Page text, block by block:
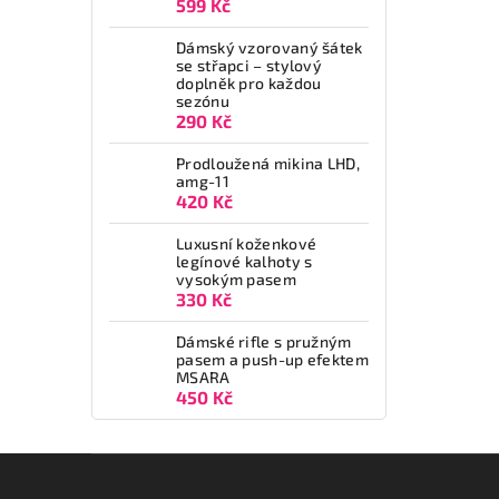
599 Kč
Dámský vzorovaný šátek
se střapci – stylový
doplněk pro každou
sezónu
290 Kč
Prodloužená mikina LHD,
amg-11
420 Kč
Luxusní koženkové
legínové kalhoty s
vysokým pasem
330 Kč
Dámské rifle s pružným
pasem a push-up efektem
MSARA
450 Kč